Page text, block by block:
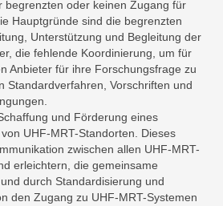
begrenzten oder keinen Zugang für
Hauptgründe sind die begrenzten
Unterstützung und Begleitung der
die fehlende Koordinierung, um für
Anbieter für ihre Forschungsfrage zu
Standardverfahren, Vorschriften und
und Förderung eines
UHF-MRT-Standorten. Dieses
zwischen allen UHF-MRT-
erleichtern, die gemeinsame
durch Standardisierung und
den Zugang zu UHF-MRT-Systemen